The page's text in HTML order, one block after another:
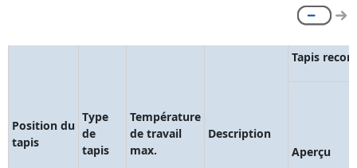
Position du
tapis
Type
de
tapis
Température
de travail
max.
Description
Tapis
Aperçu